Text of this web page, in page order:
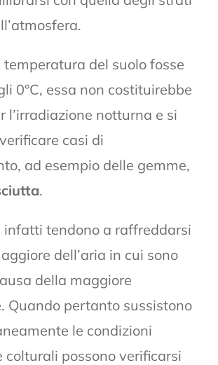
temperatura del suolo fosse
0°C, essa non costituirebbe
l’irradiazione notturna e si
casi di
ad esempio delle gemme,
.
infatti tendono a raffreddarsi
dell’aria in cui sono
della maggiore
Quando pertanto sussistono
le condizioni
colturali possono verificarsi